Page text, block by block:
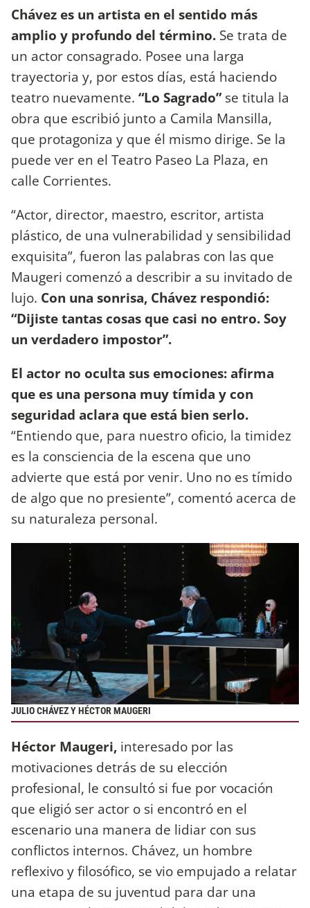
Chávez es un artista en el sentido más
amplio y profundo del término. Se trata de
un actor consagrado. Posee una larga
trayectoria y, por estos días, está haciendo
teatro nuevamente. “Lo Sagrado”se titula la
obra que escribió junto a Camila Mansilla,
que protagoniza y que él mismo dirige. Se la
puede ver en el Teatro Paseo La Plaza, en
calle Corrientes.
“Actor, director, maestro, escritor, artista
plástico, de una vulnerabilidad y sensibilidad
exquisita”, fueron las palabras con las que
Maugeri comenzó a describir a su invitado de
lujo. Con una sonrisa, Chávez respondió:
“Dijiste tantas cosas que casi no entro. Soy
un verdadero impostor”.
El actor no oculta sus emociones: afirma
que es una persona muy tímida y con
seguridad aclara que está bien serlo.
“Entiendo que, para nuestro oficio, la timidez
es la consciencia de la escena que uno
advierte que está por venir. Uno no es tímido
de algo que no presiente”, comentó acerca de
su naturaleza personal.
JULIO CHÁVEZ Y HÉCTOR MAUGERI
Héctor Maugeri, interesado por las
motivaciones detrás de su elección
profesional, le consultó si fue por vocación
que eligió ser actor o si encontró en el
escenario una manera de lidiar con sus
conflictos internos. Chávez, un hombre
reflexivo y filosófico, se vio empujado a relatar
una etapa de su juventud para dar una